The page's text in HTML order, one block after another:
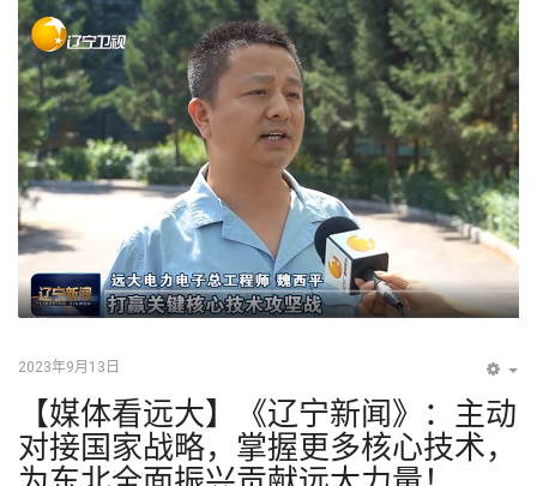
2023年9月13日
【媒体看远大】《辽宁新闻》：主动
对接国家战略，掌握更多核心技术，